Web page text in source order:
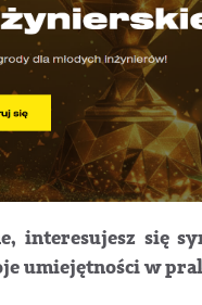
interesujesz się
umiejętności w